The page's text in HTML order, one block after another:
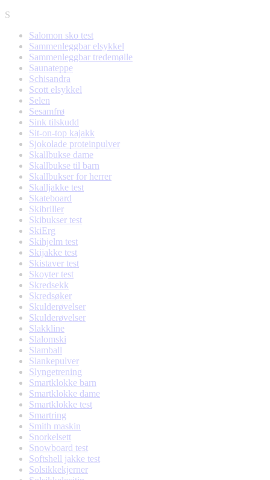
S
Salomon sko test
Sammenleggbar elsykkel
Sammenleggbar tredemølle
Saunateppe
Schisandra
Scott elsykkel
Selen
Sesamfrø
Sink tilskudd
Sit-on-top kajakk
Sjokolade proteinpulver
Skallbukse dame
Skallbukse til barn
Skallbukser for herrer
Skalljakke test
Skateboard
Skibriller
Skibukser test
SkiErg
Skihjelm test
Skijakke test
Skistaver test
Skoyter test
Skredsekk
Skredsøker
Skulderøvelser
Skulderøvelser
Slakkline
Slalomski
Slamball
Slankepulver
Slyngetrening
Smartklokke barn
Smartklokke dame
Smartklokke test
Smartring
Smith maskin
Snorkelsett
Snowboard test
Softshell jakke test
Solsikkekjerner